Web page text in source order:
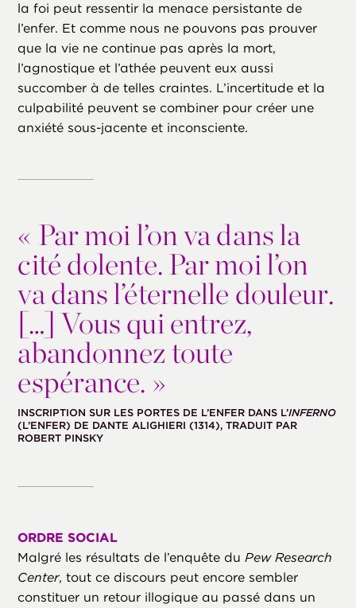
la foi peut ressentir la menace persistante de
l’enfer. Et comme nous ne pouvons pas prouver
que la vie ne continue pas après la mort,
l’agnostique et l’athée peuvent eux aussi
succomber à de telles craintes. L’incertitude et la
culpabilité peuvent se combiner pour créer une
anxiété sous-jacente et inconsciente.
« Par moi l’on va dans la
cité dolente. Par moi l’on
va dans l’éternelle douleur.
[…] Vous qui entrez,
abandonnez toute
espérance. »
INSCRIPTION SUR LES PORTES DE L’ENFER DANS L’INFERNO
(L’ENFER) DE DANTE ALIGHIERI (1314), TRADUIT PAR
ROBERT PINSKY
ORDRE SOCIAL
Malgré les résultats de l’enquête duPew Research
Center, tout ce discours peut encore sembler
constituer un retour illogique au passé dans un